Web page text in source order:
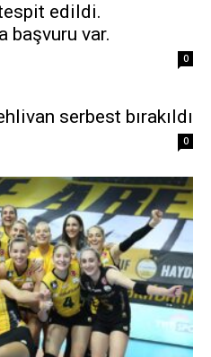
tespit edildi.
başvuru var.
0
serbest bırakıldı
0